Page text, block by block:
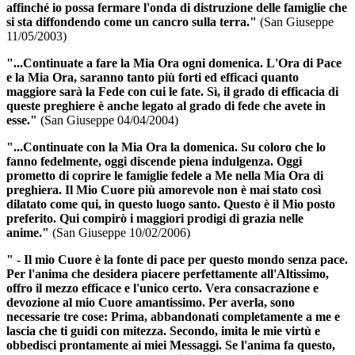
affinché io possa fermare l'onda di distruzione delle famiglie che
si sta diffondendo come un cancro sulla terra." (San Giuseppe
11/05/2003)
"...Continuate a fare la Mia Ora ogni domenica. L'Ora di Pace
e la Mia Ora, saranno tanto più forti ed efficaci quanto
maggiore sarà la Fede con cui le fate. Sì, il grado di efficacia di
queste preghiere è anche legato al grado di fede che avete in
esse." (San Giuseppe 04/04/2004)
"...Continuate con la Mia Ora la domenica. Su coloro che lo
fanno fedelmente, oggi discende piena indulgenza. Oggi
prometto di coprire le famiglie fedele a Me nella Mia Ora di
preghiera. Il Mio Cuore più amorevole non è mai stato così
dilatato come qui, in questo luogo santo. Questo è il Mio posto
preferito. Qui compirò i maggiori prodigi di grazia nelle
anime." (San Giuseppe 10/02/2006)
" - Il mio Cuore è la fonte di pace per questo mondo senza pace.
Per l'anima che desidera piacere perfettamente all'Altissimo,
offro il mezzo efficace e l'unico certo. Vera consacrazione e
devozione al mio Cuore amantissimo. Per averla, sono
necessarie tre cose: Prima, abbandonati completamente a me e
lascia che ti guidi con mitezza. Secondo, imita le mie virtù e
obbedisci prontamente ai miei Messaggi. Se l'anima fa questo,